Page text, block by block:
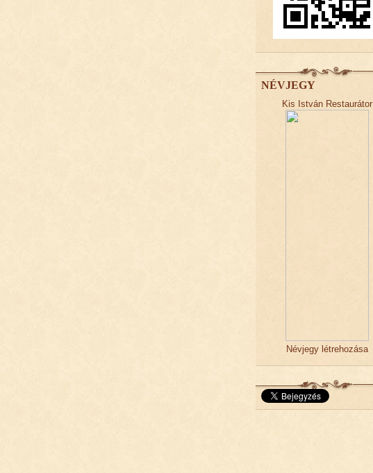
NÉVJEGY
Kis István Restaurátor
Névjegy létrehozása